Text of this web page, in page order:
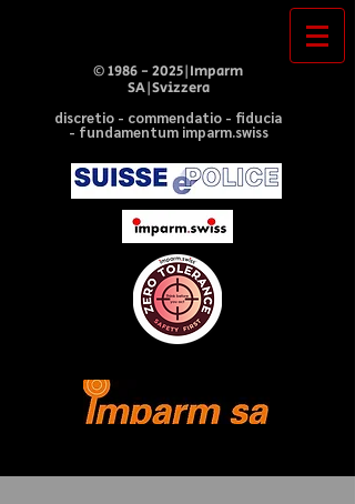
©1986 - 2025|Imparm
SA|Svizzera
discretio - commendatio - fiducia
- fundamentum imparm.swiss